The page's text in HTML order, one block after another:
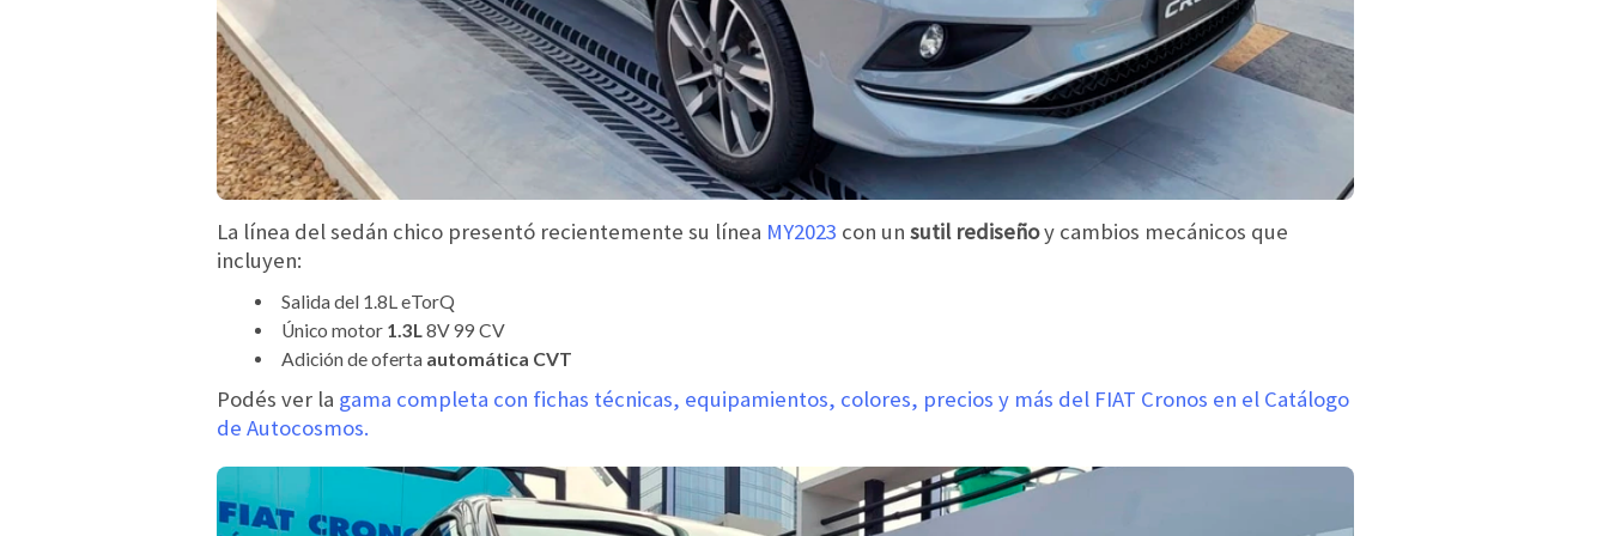
La línea del sedán chico presentó recientemente su línea MY2023 con un sutil rediseñoy cambios mecánicos que
incluyen:
Salida del 1.8L eTorQ
Único motor 1.3L8V 99 CV
Adición de oferta automática CVT
Podés ver la gama completa con fichas técnicas, equipamientos, colores, precios y más del FIAT Cronos en el Catálogo
de Autocosmos.